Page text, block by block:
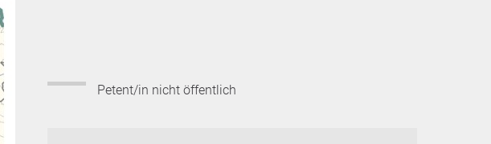
Petent/in nicht öffentlich